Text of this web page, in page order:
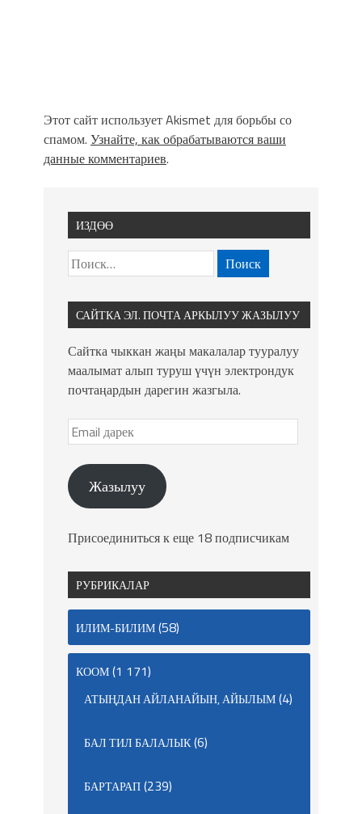
Этот сайт использует Akismet для борьбы со
спамом. Узнайте, как обрабатываются ваши
данные комментариев.
ИЗДӨӨ
САЙТКА ЭЛ. ПОЧТА АРКЫЛУУ ЖАЗЫЛУУ
Сайтка чыккан жаңы макалалар тууралуу
маалымат алып туруш үчүн электрондук
почтаңардын дарегин жазгыла.
Жазылуу
Присоединиться к еще 18 подписчикам
РУБРИКАЛАР
ИЛИМ-БИЛИМ(58)
КООМ(1 171)
АТЫҢДАН АЙЛАНАЙЫН, АЙЫЛЫМ(4)
БАЛ ТИЛ БАЛАЛЫК(6)
БАРТАРАП(239)